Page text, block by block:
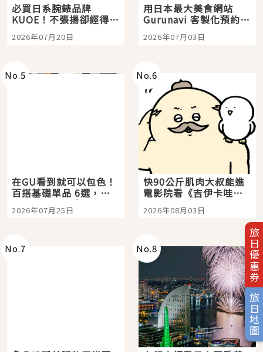
旅日優惠券
旅日地圖
必買日系腕錶品牌
KUOE！不張揚卻經得起
時間洗鍊的經典之作五
選
2026年07月20日
用日本最大美食網站
Gurunavi 客製化預約九
大都市餐廳，打造專屬
美食體驗！
2026年07月03日
No.5
在GU看到就可以包色！
百搭基礎單品 6選，閉
眼全收也不心疼
2026年07月25日
No.6
快90公斤肌肉大叔能進
電影院看《吉伊卡哇》
嗎？日本重金屬樂團
「打首」會長與nagano
2026年08月03日
No.7 No.8